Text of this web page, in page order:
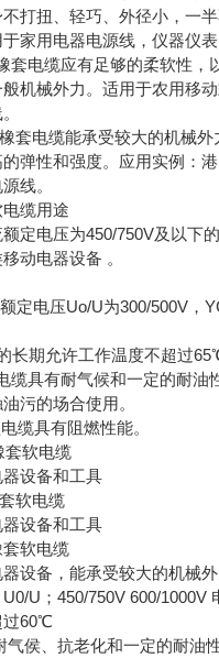
打扭、轻巧、外径小，一
家用电器电源线，仪器仪表
套电缆应有足够的柔软性，
机械外力。适用于农用移动
套电缆能承受较大的机械外
弹性和强度。应用实例：
线。
缆用途
定电压为450/750V及以下的
动电器设备 。
电压Uo/U为300/500V，
期允许工作温度不超过
具有耐气候和一定的耐油
污的场合使用。
具有阻燃性能。
套软电缆
设备和工具
软电缆
设备和工具
软电缆
设备，能承受较大的机械
U；450/750V 600/1000V
过60℃
气侯、抗老化和一定的耐油